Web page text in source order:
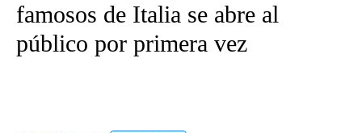
famosos de Italia se abre al
público por primera vez